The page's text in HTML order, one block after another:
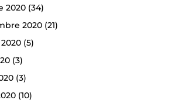
2020(34)
2020(21)
(5)
(3)
(3)
(10)